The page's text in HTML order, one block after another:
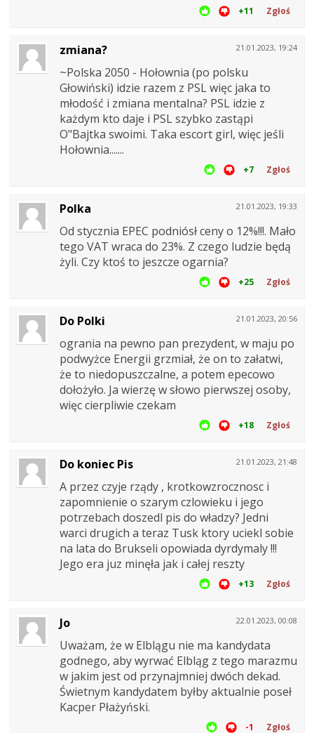
+11 Zgłoś
21.01.2023, 19:24
zmiana?
~Polska 2050 - Hołownia (po polsku
Głowiński) idzie razem z PSL więc jaka to
młodość i zmiana mentalna? PSL idzie z
każdym kto daje i PSL szybko zastąpi
O"Bajtka swoimi. Taka escort girl, więc jeśli
Hołownia.......
+7 Zgłoś
21.01.2023, 19:33
Polka
Od stycznia EPEC podniósł ceny o 12%!!!. Mało
tego VAT wraca do 23%. Z czego ludzie będą
żyli. Czy ktoś to jeszcze ogarnia?
+25 Zgłoś
21.01.2023, 20:56
Do Polki
ogrania na pewno pan prezydent, w maju po
podwyżce Energii grzmiał, że on to załatwi,
że to niedopuszczalne, a potem epecowo
dołożyło. Ja wierzę w słowo pierwszej osoby,
więc cierpliwie czekam
+18 Zgłoś
21.01.2023, 21:48
Do koniec Pis
A przez czyje rządy , krotkowzrocznosc i
zapomnienie o szarym czlowieku i jego
potrzebach doszedl pis do władzy? Jedni
warci drugich a teraz Tusk ktory uciekl sobie
na lata do Brukseli opowiada dyrdymaly !!!
Jego era juz minęła jak i całej reszty
+13 Zgłoś
22.01.2023, 00:08
Jo
Uważam, że w Elblągu nie ma kandydata
godnego, aby wyrwać Elbląg z tego marazmu
w jakim jest od przynajmniej dwóch dekad.
Świetnym kandydatem byłby aktualnie poseł
Kacper Płażyński.
-1 Zgłoś